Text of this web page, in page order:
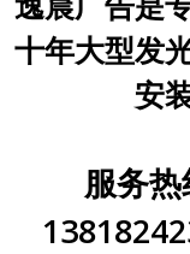
十年大型发
安
服务